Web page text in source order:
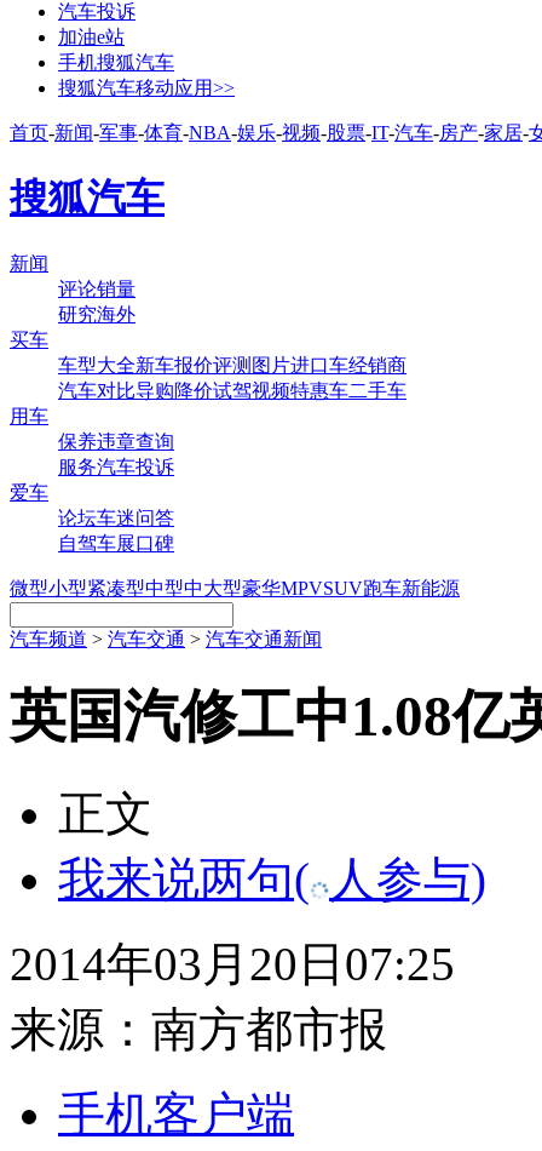
汽车投诉
加油e站
手机搜狐汽车
搜狐汽车移动应用>>
首页-新闻-军事-体育-NBA-娱乐-视频-股票-IT-汽车-房产-家居-
搜狐汽车
新闻
评论销量
研究海外
买车
车型大全新车报价评测 图片进口车经销商
汽车对比导购降价试驾视频特惠车二手车
用车
保养违章查询
服务汽车投诉
爱车
论坛车迷问答
自驾车展口碑
微型小型紧凑型中型中大型豪华MPVSUV跑车新能源
汽车频道 > 汽车交通 > 汽车交通新闻
英国汽修工中1.08亿
正文
我来说两句( 人参与)
2014年03月20日07:25
来源： 南方都市报
手机客户端